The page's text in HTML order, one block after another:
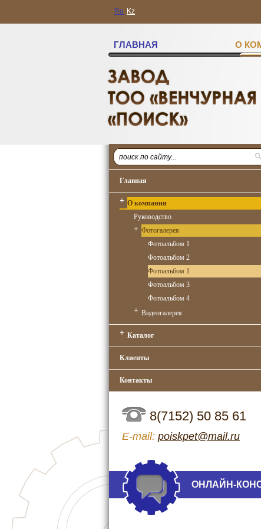
Ru Kz
ГЛАВНАЯ О
Главная
+ О компании
Руководство
+ Фотогалерея
Фотоальбом 1
Фотоальбом 2
Фотоальбом 1
Фотоальбом 3
Фотоальбом 4
+ Видеогалерея
+ Каталог
Клиенты
Контакты
8(7152) 50 85 61
Е-mail: poiskpet@mail.ru
ОНЛАЙН-